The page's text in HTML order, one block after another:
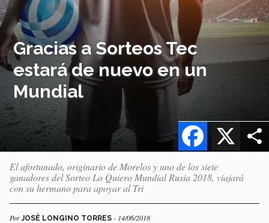
Gracias a Sorteos Tec
estará de nuevo en un
Mundial
X
Facebook
El afortunado, originario de Morelos y uno de los siete
ganadores del Sorteo Lo Quiero Mundial Rusia 2018, viajará
con su hermano para apoyar al Tri
PorJOSÉ LONGINO TORRES - 14/06/2018